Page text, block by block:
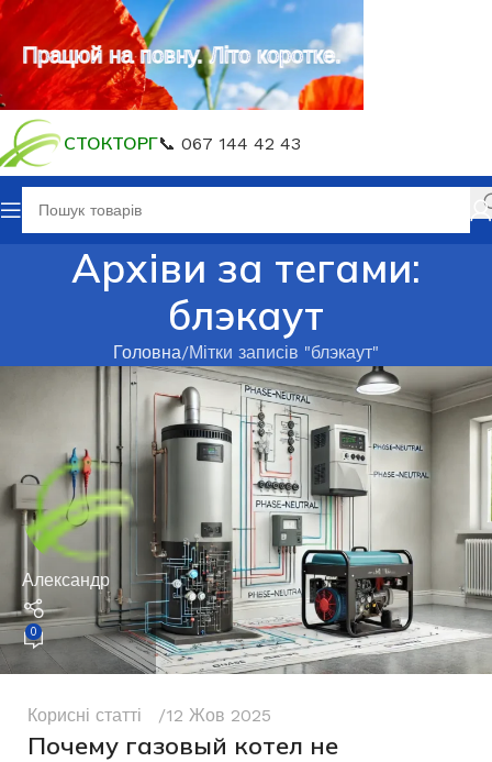
СТОКТОРГ📞 067 144 42 43
Архіви за тегами:
блэкаут
Головна Мітки записів "блэкаут"
Александр
0
Корисні статті 12 Жов 2025
Почему газовый котел не
Працюй на повну. Літо коротке.